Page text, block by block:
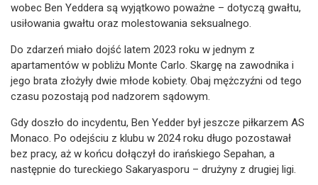
wobec Ben Yeddera są wyjątkowo poważne – dotyczą gwałtu,
usiłowania gwałtu oraz molestowania seksualnego.
Do zdarzeń miało dojść latem 2023 roku w jednym z
apartamentów w pobliżu Monte Carlo. Skargę na zawodnika i
jego brata złożyły dwie młode kobiety. Obaj mężczyźni od tego
czasu pozostają pod nadzorem sądowym.
Gdy doszło do incydentu, Ben Yedder był jeszcze piłkarzem AS
Monaco. Po odejściu z klubu w 2024 roku długo pozostawał
bez pracy, aż w końcu dołączył do irańskiego Sepahan, a
następnie do tureckiego Sakaryasporu – drużyny z drugiej ligi.